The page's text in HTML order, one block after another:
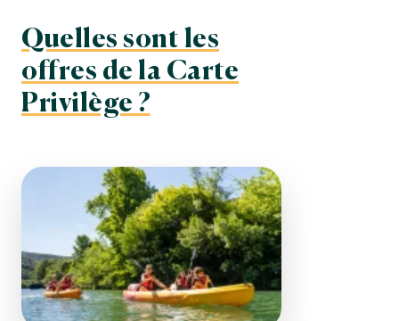
Quelles sont les
offres de la Carte
Privilège ?